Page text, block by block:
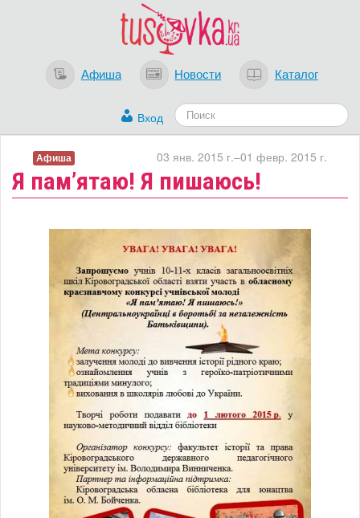
Афиша Новости Каталог
Вход
Я пам’ятаю! Я пишаюсь!
03 янв. 2015 г.–01 февр. 2015 г.
Афиша